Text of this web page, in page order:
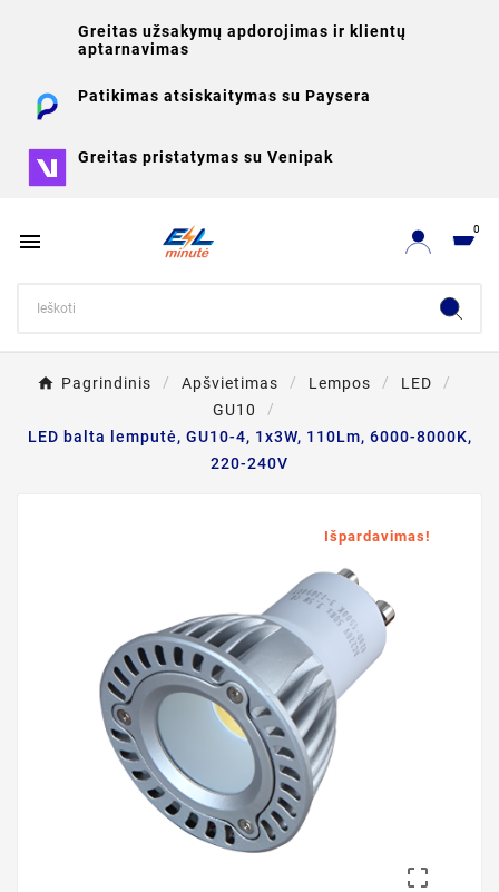
Greitas užsakymų apdorojimas ir klientų
aptarnavimas
Patikimas atsiskaitymas su Paysera
Greitas pristatymas su Venipak
 0
Pagrindinis Apšvietimas Lempos
LED
GU10
LED balta lemputė, GU10-4, 1x3W, 110Lm, 6000-8000K,
220-240V
Išpardavimas!
